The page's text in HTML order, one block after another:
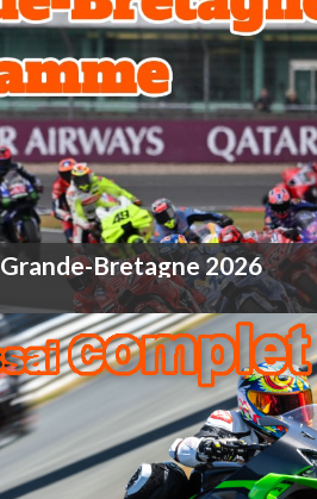
Grande-Bretagne 2026